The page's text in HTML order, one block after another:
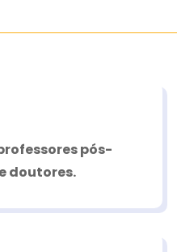
pós-
doutores.